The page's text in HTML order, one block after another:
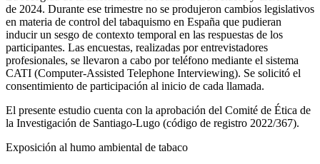
de 2024. Durante ese trimestre no se produjeron cambios legislativos
en materia de control del tabaquismo en España que pudieran
inducir un sesgo de contexto temporal en las respuestas de los
participantes. Las encuestas, realizadas por entrevistadores
profesionales, se llevaron a cabo por teléfono mediante el sistema
CATI (Computer-Assisted Telephone Interviewing). Se solicitó el
consentimiento de participación al inicio de cada llamada.
El presente estudio cuenta con la aprobación del Comité de Ética de
la Investigación de Santiago-Lugo (código de registro 2022/367).
Exposición al humo ambiental de tabaco